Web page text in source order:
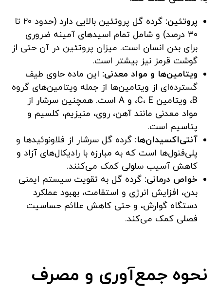
پروتئین:
گرده گل پروتئین بالایی دارد (حدود ۲۰ تا
۳۰ درصد) و شامل تمام اسیدهای آمینه ضروری
برای بدن انسان است. میزان پروتئین در آن حتی از
گوشت قرمز نیز بیشتر است.
ویتامین‌ها و مواد معدنی: این ماده حاوی طیف
گسترده‌ای از ویتامین‌ها از جمله ویتامین‌های گروه
B، ویتامین C، E، و A است. همچنین سرشار از
مواد معدنی مانند آهن، روی، منیزیم، کلسیم و
پتاسیم است.
آنتی‌اکسیدان‌ها: گرده گل سرشار از فلاونوئیدها و
پلی‌فنول‌ها است که به مبارزه با رادیکال‌های آزاد و
کاهش آسیب سلولی کمک می‌کنند.
خواص درمانی: گرده گل به تقویت سیستم ایمنی
بدن، افزایش انرژی و استقامت، بهبود عملکرد
دستگاه گوارش، و حتی کاهش علائم حساسیت
فصلی کمک می‌کند.
نحوه جمع‌آوری و مصرف